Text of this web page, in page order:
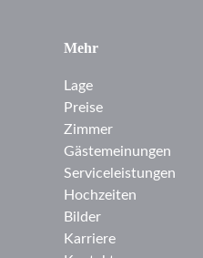
Mehr
Lage
Preise
Zimmer
Gästemeinungen
Serviceleistungen
Hochzeiten
Bilder
Karriere